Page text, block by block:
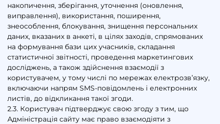
накопичення, зберігання, уточнення (оновлення,
виправлення), використання, поширення,
знеособлення, блокування, знищення персональних
даних, вказаних в анкеті, в цілях заходів, спрямованих
на формування бази цих учасників, складання
статистичної звітності, проведення маркетингових
досліджень, а також здійснення взаємодії з
користувачем, у тому числі по мережах електрозв’язку,
включаючи напрям SMS-повідомлень і електронних
листів, до відкликання такої згоди.
2.3. Користувач підтверджує свою згоду з тим, що
Адміністрація сайту має право взаємодіяти з